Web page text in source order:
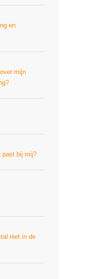
en
mijn
past bij mij?
niet in de